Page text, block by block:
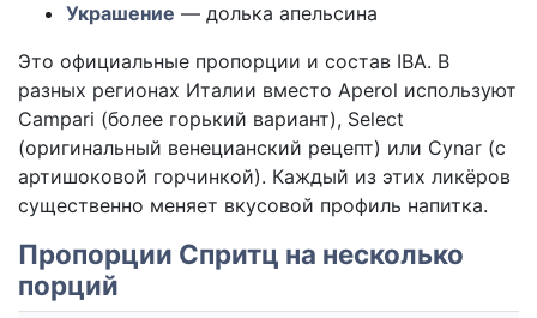
Украшение — долька апельсина
Это официальные пропорции и состав IBA. В
разных регионах Италии вместо Aperol используют
Campari (более горький вариант), Select
(оригинальный венецианский рецепт) или Cynar (с
артишоковой горчинкой). Каждый из этих ликёров
существенно меняет вкусовой профиль напитка.
Пропорции Спритц на несколько
порций